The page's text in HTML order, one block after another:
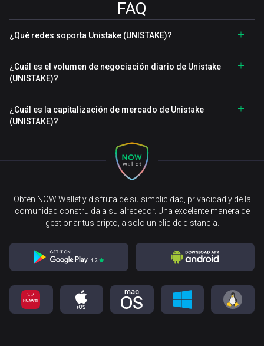
FAQ
¿Qué redes soporta Unistake (UNISTAKE)?
¿Cuál es el volumen de negociación diario de Unistake
(UNISTAKE)?
¿Cuál es la capitalización de mercado de Unistake
(UNISTAKE)?
Obtén NOW Wallet y disfruta de su simplicidad, privacidad y de la
comunidad construida a su alrededor. Una excelente manera de
gestionar tus cripto, a solo un clic de distancia.